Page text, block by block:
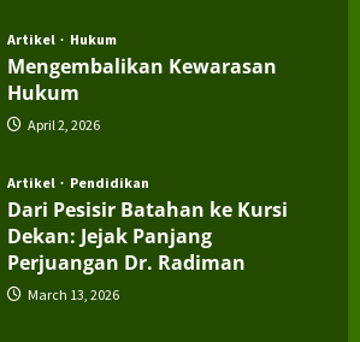
Artikel Hukum
Mengembalikan Kewarasan
Hukum
April 2, 2026
Artikel Pendidikan
Dari Pesisir Batahan ke Kursi
Dekan: Jejak Panjang
Perjuangan Dr. Radiman
March 13, 2026